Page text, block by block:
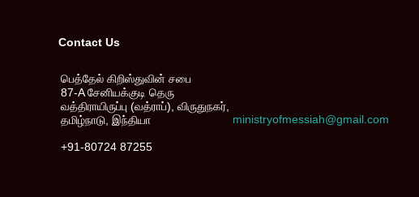
Contact Us
பெத்தேல் கிறிஸ்துவின் சபை
87-A சேனியக்குடி தெரு
வத்திராயிருப்பு (வத்ராப்), விருதுநகர்,
தமிழ்நாடு, இந்தியா
+91-80724 87255
ministryofmessiah@gmail.com